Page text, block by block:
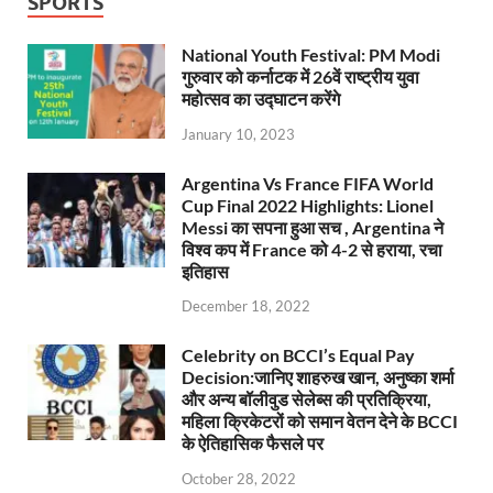
National Youth Festival: PM Modi
गुरुवार को कर्नाटक में 26वें राष्ट्रीय युवा
महोत्सव का उद्घाटन करेंगे
January 10, 2023
Argentina Vs France FIFA World
Cup Final 2022 Highlights: Lionel
Messi का सपना हुआ सच , Argentina ने
विश्व कप में France को 4-2 से हराया, रचा
इतिहास
December 18, 2022
Celebrity on BCCI’s Equal Pay
Decision:जानिए शाहरुख खान, अनुष्का शर्मा
और अन्य बॉलीवुड सेलेब्स की प्रतिक्रिया,
महिला क्रिकेटरों को समान वेतन देने के BCCI
के ऐतिहासिक फैसले पर
October 28, 2022